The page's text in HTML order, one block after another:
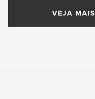
VEJA MAIS